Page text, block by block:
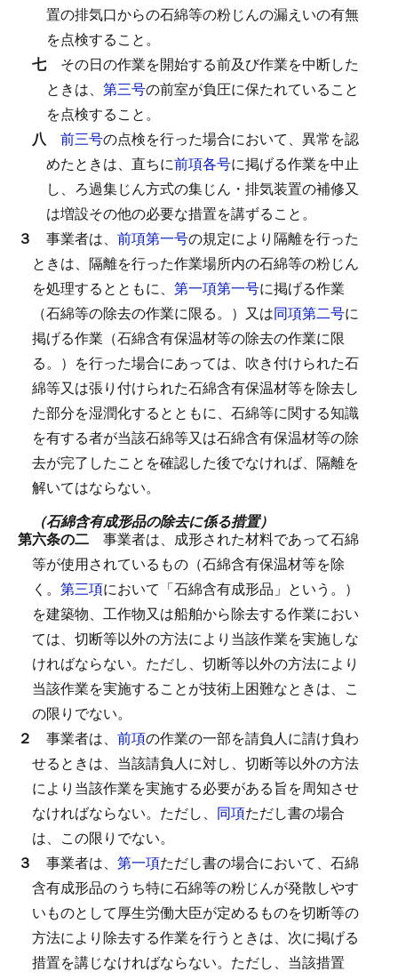
置の排気口からの石綿等の粉じんの漏えいの有無
を点検すること。
七 その日の作業を開始する前及び作業を中断した
ときは、 第三号の前室が負圧に保たれていること
を点検すること。
八 前三号の点検を行った場合において、異常を認
めたときは、直ちに前項各号に掲げる作業を中止
し、ろ過集じん方式の集じん・排気装置の補修又
は増設その他の必要な措置を講ずること。
３ 事業者は、 前項第一号の規定により隔離を行った
ときは、隔離を行った作業場所内の石綿等の粉じん
を処理するとともに、 第一項第一号に掲げる作業
（石綿等の除去の作業に限る。）又は同項第二号に
掲げる作業（石綿含有保温材等の除去の作業に限
る。）を行った場合にあっては、吹き付けられた石
綿等又は張り付けられた石綿含有保温材等を除去し
た部分を湿潤化するとともに、石綿等に関する知識
を有する者が当該石綿等又は石綿含有保温材等の除
去が完了したことを確認した後でなければ、隔離を
解いてはならない。
（石綿含有成形品の除去に係る措置）
第六条の二 事業者は、成形された材料であって石綿
等が使用されているもの（石綿含有保温材等を除
く。 第三項において「石綿含有成形品」という。）
を建築物、工作物又は船舶から除去する作業におい
ては、切断等以外の方法により当該作業を実施しな
ければならない。 ただし、切断等以外の方法により
当該作業を実施することが技術上困難なときは、こ
の限りでない。
２ 事業者は、 前項の作業の一部を請負人に請け負わ
せるときは、当該請負人に対し、切断等以外の方法
により当該作業を実施する必要がある旨を周知させ
なければならない。 ただし、 同項ただし書の場合
は、この限りでない。
３ 事業者は、 第一項ただし書の場合において、石綿
含有成形品のうち特に石綿等の粉じんが発散しやす
いものとして厚生労働大臣が定めるものを切断等の
方法により除去する作業を行うときは、次に掲げる
措置を講じなければならない。 ただし、当該措置